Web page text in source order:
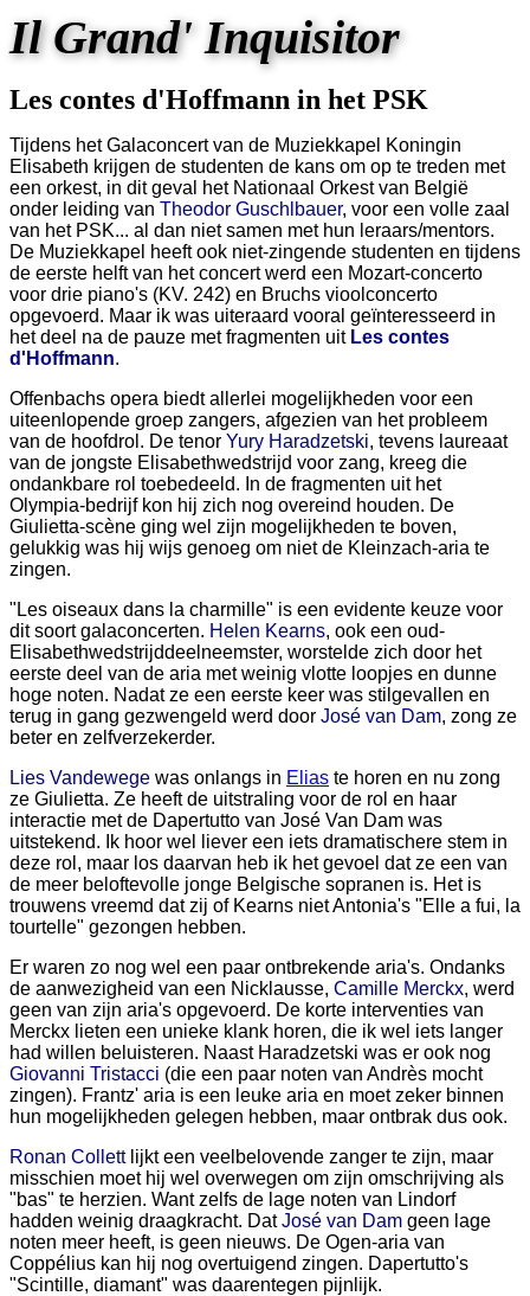
Il Grand' Inquisitor
Les contes d'Hoffmann in het PSK
Tijdens het Galaconcert van de Muziekkapel Koningin
Elisabeth krijgen de studenten de kans om op te treden met
een orkest, in dit geval het Nationaal Orkest van België
onder leiding van Theodor Guschlbauer, voor een volle zaal
van het PSK... al dan niet samen met hun leraars/mentors.
De Muziekkapel heeft ook niet-zingende studenten en tijdens
de eerste helft van het concert werd een Mozart-concerto
voor drie piano's (KV. 242) en Bruchs vioolconcerto
opgevoerd. Maar ik was uiteraard vooral geïnteresseerd in
het deel na de pauze met fragmenten uit Les contes
d'Hoffmann.
Offenbachs opera biedt allerlei mogelijkheden voor een
uiteenlopende groep zangers, afgezien van het probleem
van de hoofdrol. De tenor Yury Haradzetski, tevens laureaat
van de jongste Elisabethwedstrijd voor zang, kreeg die
ondankbare rol toebedeeld. In de fragmenten uit het
Olympia-bedrijf kon hij zich nog overeind houden. De
Giulietta-scène ging wel zijn mogelijkheden te boven,
gelukkig was hij wijs genoeg om niet de Kleinzach-aria te
zingen.
"Les oiseaux dans la charmille" is een evidente keuze voor
dit soort galaconcerten. Helen Kearns, ook een oud-
Elisabethwedstrijddeelneemster, worstelde zich door het
eerste deel van de aria met weinig vlotte loopjes en dunne
hoge noten. Nadat ze een eerste keer was stilgevallen en
terug in gang gezwengeld werd door José van Dam, zong ze
beter en zelfverzekerder.
Lies Vandewege was onlangs in Elias te horen en nu zong
ze Giulietta. Ze heeft de uitstraling voor de rol en haar
interactie met de Dapertutto van José Van Dam was
uitstekend. Ik hoor wel liever een iets dramatischere stem in
deze rol, maar los daarvan heb ik het gevoel dat ze een van
de meer beloftevolle jonge Belgische sopranen is. Het is
trouwens vreemd dat zij of Kearns niet Antonia's "Elle a fui, la
tourtelle" gezongen hebben.
Er waren zo nog wel een paar ontbrekende aria's. Ondanks
de aanwezigheid van een Nicklausse, Camille Merckx, werd
geen van zijn aria's opgevoerd. De korte interventies van
Merckx lieten een unieke klank horen, die ik wel iets langer
had willen beluisteren. Naast Haradzetski was er ook nog
Giovanni Tristacci (die een paar noten van Andrès mocht
zingen). Frantz' aria is een leuke aria en moet zeker binnen
hun mogelijkheden gelegen hebben, maar ontbrak dus ook.
Ronan Collettlijkt een veelbelovende zanger te zijn, maar
misschien moet hij wel overwegen om zijn omschrijving als
"bas" te herzien. Want zelfs de lage noten van Lindorf
hadden weinig draagkracht. DatJosé van Dam geen lage
noten meer heeft, is geen nieuws. De Ogen-aria van
Coppélius kan hij nog overtuigend zingen. Dapertutto's
"Scintille, diamant" was daarentegen pijnlijk.